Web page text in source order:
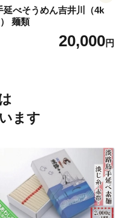
延べそうめん吉井川（4k
麺類
20,000円
ます